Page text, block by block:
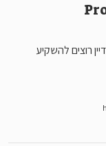
רוצים להשקיע